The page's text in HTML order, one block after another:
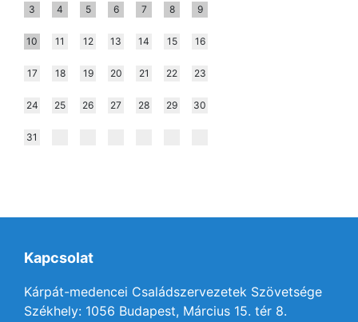
3 4 5 6 7 8 9
10 11 12 13 14 15 16
17 18 19 20 21 22 23
24 25 26 27 28 29 30
31
Kapcsolat
Kárpát-medencei Családszervezetek Szövetsége
Székhely: 1056 Budapest, Március 15. tér 8.